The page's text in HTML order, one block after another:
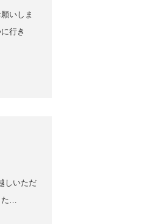
いしま
行き
しいただ
た…